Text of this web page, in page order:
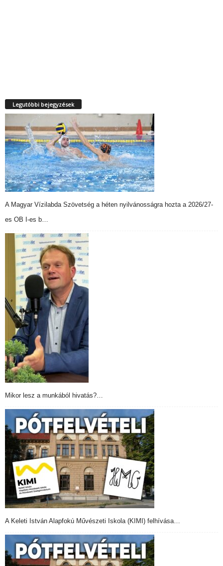
Legutóbbi bejegyzések
A Magyar Vízilabda Szövetség a héten nyilvánosságra hozta a 2026/27-
es OB I-es b…
Mikor lesz a munkából hivatás?…
A Keleti István Alapfokú Művészeti Iskola (KIMI) felhívása…